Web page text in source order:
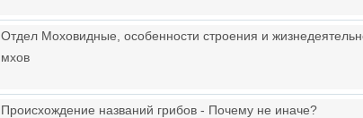
Отдел Моховидные, особенности строения и
мхов
Происхождение названий грибов - Почему не иначе?